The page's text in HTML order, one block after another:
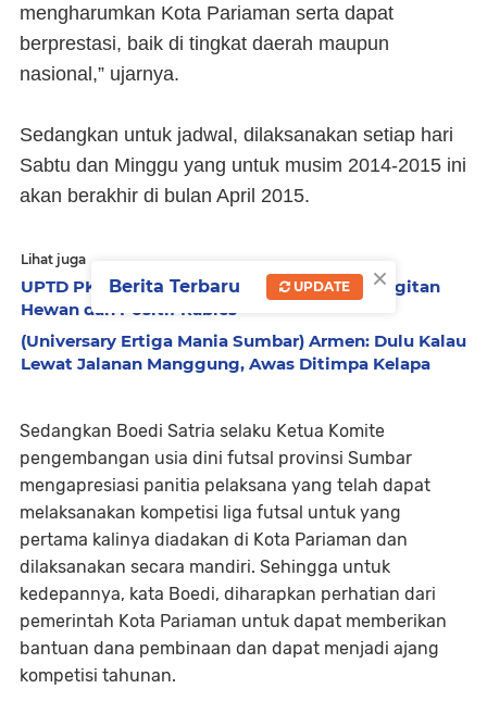
mengharumkan Kota Pariaman serta dapat
berprestasi, baik di tingkat daerah maupun
nasional,” ujarnya.
Sedangkan untuk jadwal, dilaksanakan setiap hari
Sabtu dan Minggu yang untuk musim 2014-2015 ini
akan berakhir di bulan April 2015.
Lihat juga
UPTD PKHP-IB Kota Pariaman Rilis Kasus Gigitan
Hewan dan Positif Rabies
(Universary Ertiga Mania Sumbar) Armen: Dulu Kalau
Lewat Jalanan Manggung, Awas Ditimpa Kelapa
Sedangkan Boedi Satria selaku Ketua Komite
pengembangan usia dini futsal provinsi Sumbar
mengapresiasi panitia pelaksana yang telah dapat
melaksanakan kompetisi liga futsal untuk yang
pertama kalinya diadakan di Kota Pariaman dan
dilaksanakan secara mandiri. Sehingga untuk
kedepannya, kata Boedi, diharapkan perhatian dari
pemerintah Kota Pariaman untuk dapat memberikan
bantuan dana pembinaan dan dapat menjadi ajang
kompetisi tahunan.
×
Berita Terbaru UPDATE